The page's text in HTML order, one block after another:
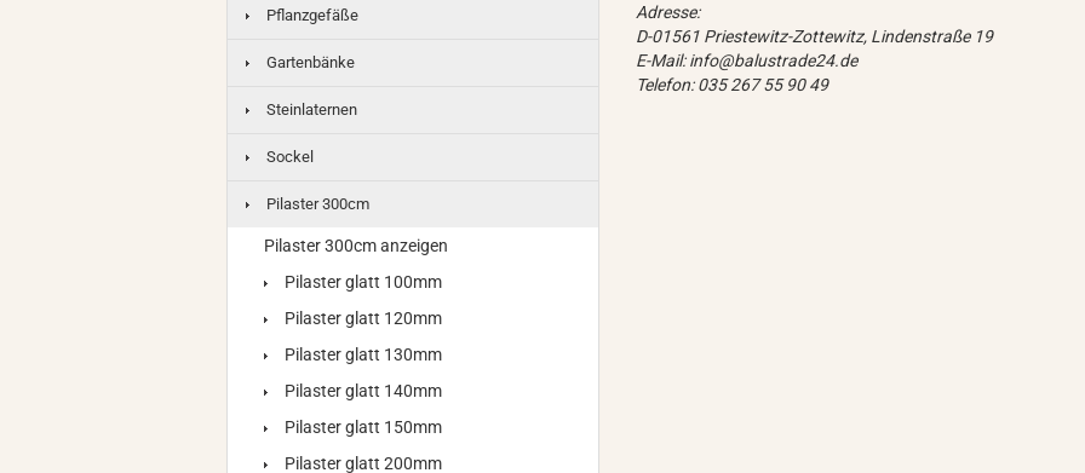
Adresse:
D-01561 Priestewitz-Zottewitz, Lindenstraße 19
E-Mail: info@balustrade24.de
Telefon: 035 267 55 90 49
Pflanzgefäße
Gartenbänke
Steinlaternen
Sockel
Pilaster 300cm
Pilaster 300cm anzeigen
Pilaster glatt 100mm
Pilaster glatt 120mm
Pilaster glatt 130mm
Pilaster glatt 140mm
Pilaster glatt 150mm
Pilaster glatt 200mm